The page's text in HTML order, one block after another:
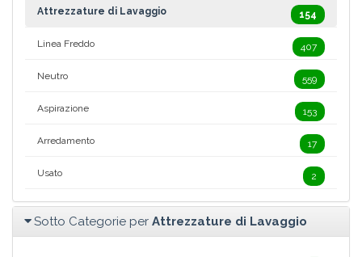
Attrezzature di Lavaggio 154
Linea Freddo 407
Neutro 559
Aspirazione 153
Arredamento 17
Usato 2
Sotto Categorie per Attrezzature di Lavaggio